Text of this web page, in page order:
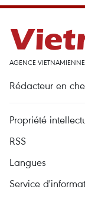
AGENCE
Rédacteur en
Propriété
RSS
Langues
Service